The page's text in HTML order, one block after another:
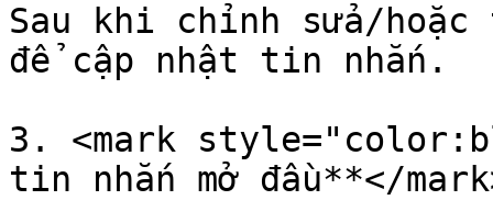
Sau khi chỉnh sửa/hoặc
để cập nhật tin nhắn.
3. <mark
tin nhắn mở đầu**</